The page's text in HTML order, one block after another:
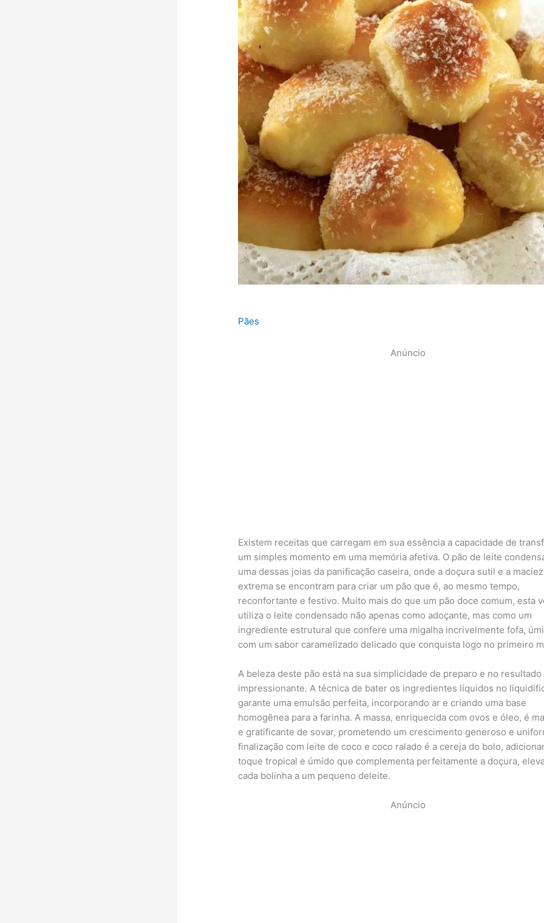
Pães
Anúncio
Existem receitas que carregam em sua essência a capacidade de
um simples momento em uma memória afetiva. O pão de leite
uma dessas joias da panificação caseira, onde a doçura sutil e a maciez
extrema se encontram para criar um pão que é, ao mesmo tempo,
reconfortante e festivo. Muito mais do que um pão doce comum, esta
utiliza o leite condensado não apenas como adoçante, mas como um
ingrediente estrutural que confere uma migalha incrivelmente fofa,
com um sabor caramelizado delicado que conquista logo no primeiro
A beleza deste pão está na sua simplicidade de preparo e no resultado
impressionante. A técnica de bater os ingredientes líquidos no
garante uma emulsão perfeita, incorporando ar e criando uma base
homogênea para a farinha. A massa, enriquecida com ovos e óleo, é
e gratificante de sovar, prometendo um crescimento generoso e
finalização com leite de coco e coco ralado é a cereja do bolo,
toque tropical e úmido que complementa perfeitamente a doçura,
cada bolinha a um pequeno deleite.
Anúncio